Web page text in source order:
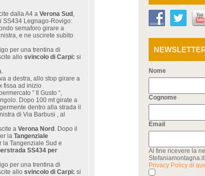
dalla A4 aVerona Sud ,
SS434 Legnago-Rovigo:
semaforo girare a
e ne uscirete subito
per una trentina di
allosvincolo di Carpi: si
a destra, allo stop girare a
fissa ad inizio
” Il Gusto “,
Dopo 100 mt girate a
dentro alla strada il
di Via Barbusi , al
aVerona Nord . Dopo il
laTangenziale
la Tangenziale Sud e
SS434 per
per una trentina di
allosvincolo di Carpi: si
Nome
Cognome
Email
Al fine ricevere la
Privacy Policy di